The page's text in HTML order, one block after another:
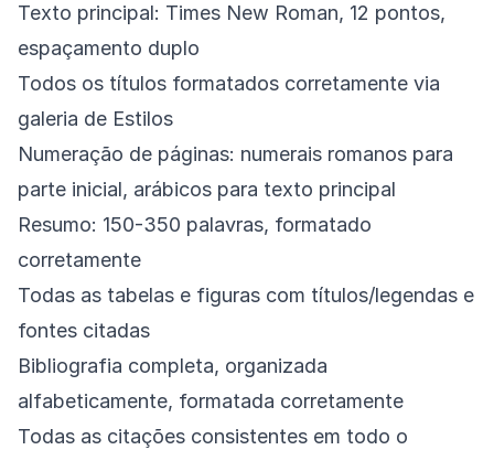
Texto principal: Times New Roman, 12 pontos,
espaçamento duplo
Todos os títulos formatados corretamente via
galeria de Estilos
Numeração de páginas: numerais romanos para
parte inicial, arábicos para texto principal
Resumo: 150-350 palavras, formatado
corretamente
Todas as tabelas e figuras com títulos/legendas e
fontes citadas
Bibliografia completa, organizada
alfabeticamente, formatada corretamente
Todas as citações consistentes em todo o